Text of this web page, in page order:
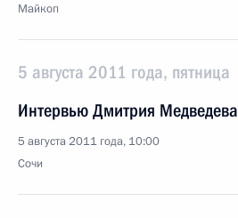
Майкоп
5 августа 2011 года, пятница
Интервью Дмитрия Медведева
5 августа 2011 года, 10:00
Сочи